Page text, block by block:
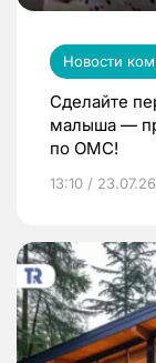
Новости
Сделайте
малыша —
по ОМС!
13:10 / 23.07.26